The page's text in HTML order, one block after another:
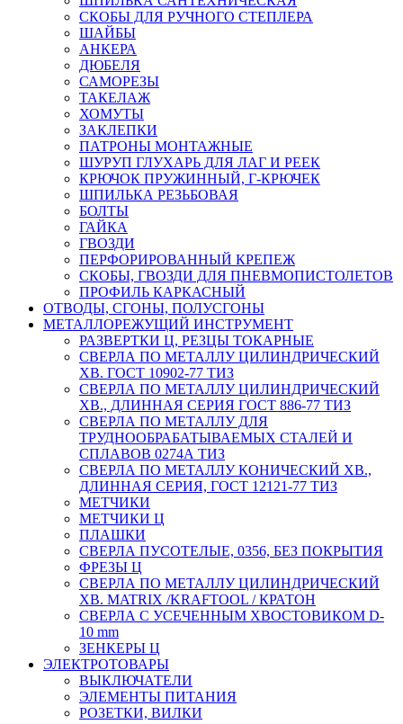
СКОБЫ ДЛЯ РУЧНОГО СТЕПЛЕРА
ШАЙБЫ
АНКЕРА
ДЮБЕЛЯ
САМОРЕЗЫ
ТАКЕЛАЖ
ХОМУТЫ
ЗАКЛЕПКИ
ПАТРОНЫ МОНТАЖНЫЕ
ШУРУП ГЛУХАРЬ ДЛЯ ЛАГ И РЕЕК
КРЮЧОК ПРУЖИННЫЙ, Г-КРЮЧЕК
ШПИЛЬКА РЕЗЬБОВАЯ
БОЛТЫ
ГАЙКА
ГВОЗДИ
ПЕРФОРИРОВАННЫЙ КРЕПЕЖ
СКОБЫ, ГВОЗДИ ДЛЯ ПНЕВМОПИСТОЛЕТОВ
ПРОФИЛЬ КАРКАСНЫЙ
ОТВОДЫ, СГОНЫ, ПОЛУСГОНЫ
МЕТАЛЛОРЕЖУЩИЙ ИНСТРУМЕНТ
РАЗВЕРТКИ Ц, РЕЗЦЫ ТОКАРНЫЕ
СВЕРЛА ПО МЕТАЛЛУ ЦИЛИНДРИЧЕСКИЙ
ХВ. ГОСТ 10902-77 ТИЗ
СВЕРЛА ПО МЕТАЛЛУ ЦИЛИНДРИЧЕСКИЙ
ХВ., ДЛИННАЯ СЕРИЯ ГОСТ 886-77 ТИЗ
СВЕРЛА ПО МЕТАЛЛУ ДЛЯ
ТРУДНООБРАБАТЫВАЕМЫХ СТАЛЕЙ И
СПЛАВОВ 0274А ТИЗ
СВЕРЛА ПО МЕТАЛЛУ КОНИЧЕСКИЙ ХВ.,
ДЛИННАЯ СЕРИЯ, ГОСТ 12121-77 ТИЗ
МЕТЧИКИ
МЕТЧИКИ Ц
ПЛАШКИ
СВЕРЛА ПУСОТЕЛЫЕ, 0356, БЕЗ ПОКРЫТИЯ
ФРЕЗЫ Ц
СВЕРЛА ПО МЕТАЛЛУ ЦИЛИНДРИЧЕСКИЙ
ХВ. MATRIX /KRAFTOOL / КРАТОН
СВЕРЛА С УСЕЧЕННЫМ ХВОСТОВИКОМ D-
10 mm
ЗЕНКЕРЫ Ц
ЭЛЕКТРОТОВАРЫ
ВЫКЛЮЧАТЕЛИ
ЭЛЕМЕНТЫ ПИТАНИЯ
РОЗЕТКИ, ВИЛКИ